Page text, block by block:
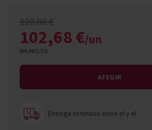
120,80 €
102,68 €/un
IVA INCLÒS
AFEGIR
Entrega estimada entre ely el